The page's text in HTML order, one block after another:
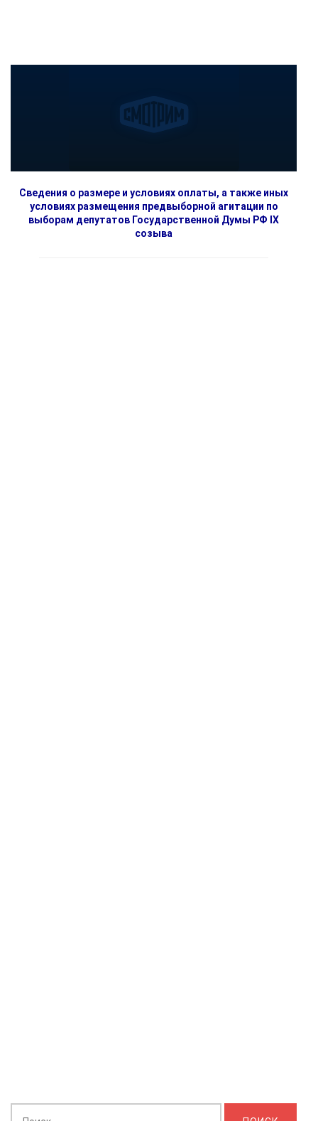
Сведения о размере и условиях оплаты, а также иных
условиях размещения предвыборной агитации по
выборам депутатов Государственной Думы РФ IX
созыва